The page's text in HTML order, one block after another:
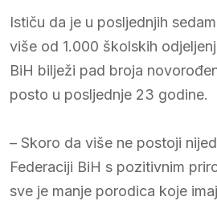
Ističu da je u posljednjih
više od 1.000 školskih
BiH bilježi pad broja
posto u posljednje 23 godine.
– Skoro da više ne postoji
Federaciji BiH s pozitivnim
sve je manje porodica koje